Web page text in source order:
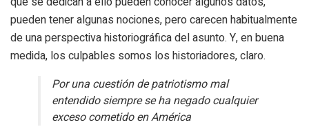
pueden tener algunas nociones, pero carecen habitualmente
de una perspectiva historiográfica del asunto. Y, en buena
medida, los culpables somos los historiadores, claro.
Por una cuestión de patriotismo mal
entendido siempre se ha negado cualquier
exceso cometido en América